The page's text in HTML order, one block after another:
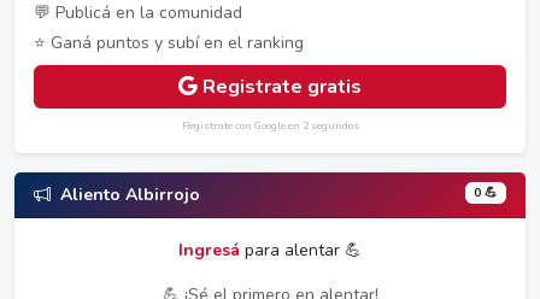
💬 Publicá en la comunidad
⭐ Ganá puntos y subí en el ranking
Registrate gratis
Registrate con Google en 2 segundos
Aliento Albirrojo 0 💪
Ingresá para alentar 💪